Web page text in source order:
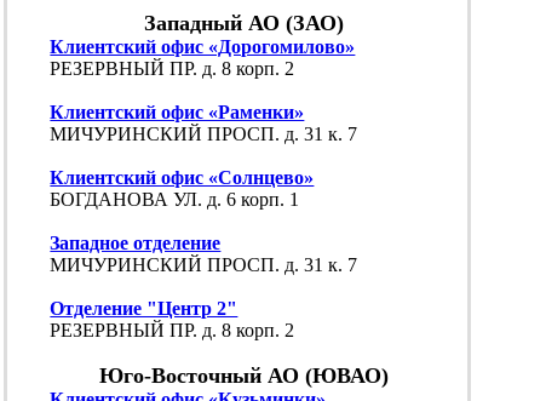
Западный АО (ЗАО)
Клиентский офис «Дорогомилово»
РЕЗЕРВНЫЙ ПР. д. 8 корп. 2
Клиентский офис «Раменки»
МИЧУРИНСКИЙ ПРОСП. д. 31 к. 7
Клиентский офис «Солнцево»
БОГДАНОВА УЛ. д. 6 корп. 1
Западное отделение
МИЧУРИНСКИЙ ПРОСП. д. 31 к. 7
Отделение "Центр 2"
РЕЗЕРВНЫЙ ПР. д. 8 корп. 2
Юго-Восточный АО (ЮВАО)